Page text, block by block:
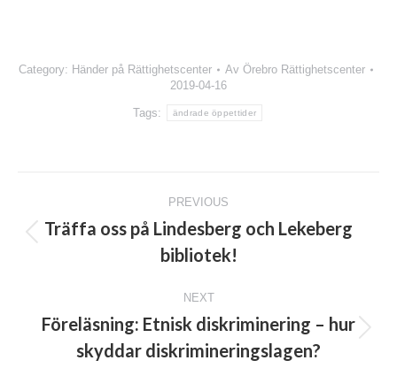
Category: Händer på Rättighetscenter Av Örebro Rättighetscenter
2019-04-16
Tags: ändrade öppettider
navigation
PREVIOUS
Previous
post:
Träffa oss på Lindesberg och Lekeberg
bibliotek!
NEXT
post:
Föreläsning: Etnisk diskriminering – hur
skyddar diskrimineringslagen?